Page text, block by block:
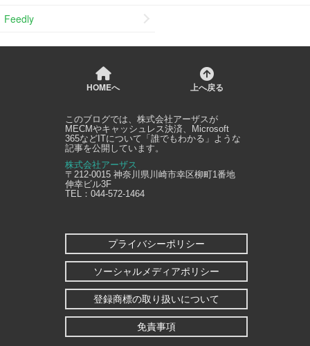
Feedly
HOMEへ 上へ戻る
このブログでは、 株式会社アーザス が
MECMやキャッシュレス決済、Microsoft
365などITについて「誰でもわかる」ような
記事を公開しています。
株式会社アーザス
〒212-0015 神奈川県 川崎市幸区柳町1番地
伸幸ビル3F
TEL： 044-572-1464
プライバシーポリシー
ソーシャルメディアポリシー
登録商標の取り扱いについて
免責事項